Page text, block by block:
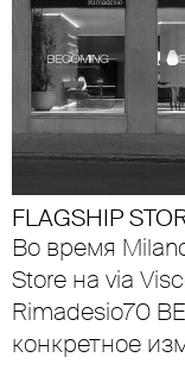
FLAGSHIP
Во время
Store на via
Rimadesio70
конкретное